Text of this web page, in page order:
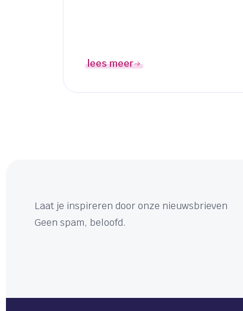
lees meer
Laat je inspireren door onze nieuwsbrieven
Geen spam, beloofd.